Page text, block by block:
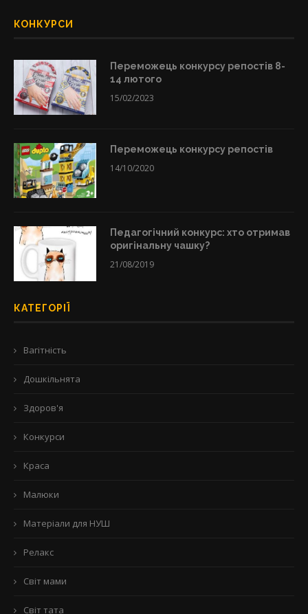
КОНКУРСИ
Переможець конкурсу репостів 8-
14 лютого
15/02/2023
Переможець конкурсу репостів
14/10/2020
Педагогічний конкурс: хто отримав
оригінальну чашку?
21/08/2019
КАТЕГОРІЇ
Вагітність
Дошкільнята
Здоров'я
Конкурси
Краса
Малюки
Матеріали для НУШ
Релакс
Світ мами
Світ тата